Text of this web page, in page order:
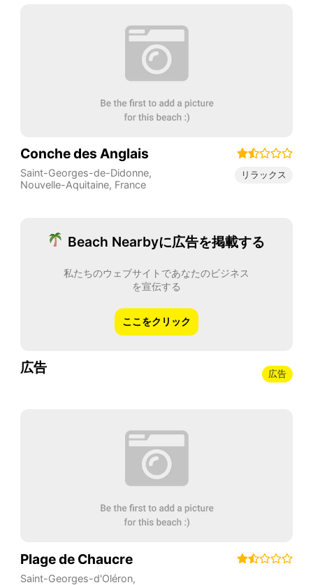
Conche des Anglais
Saint-Georges-de-Didonne,
Nouvelle-Aquitaine, France
リラックス
Beach Nearbyに広告を掲載する
私たちのウェブサイトであなたのビジネス
を宣伝する
ここをクリック
広告 広告
Plage de Chaucre
Saint-Georges-d'Oléron,